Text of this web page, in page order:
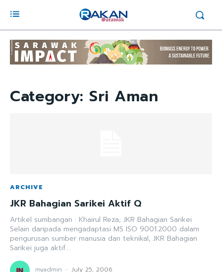
Category: Sri Aman
ARCHIVE
JKR Bahagian Sarikei Aktif Q
Artikel sumbangan : Khairul Reza; JKR Bahagian Sarikei
Selain daripada mengadaptasi MS ISO 9001:2000 dalam
pengurusan sumber manusia dan teknikal, JKR Bahagian
Sarikei juga aktif...
myadmin - July 25, 2006